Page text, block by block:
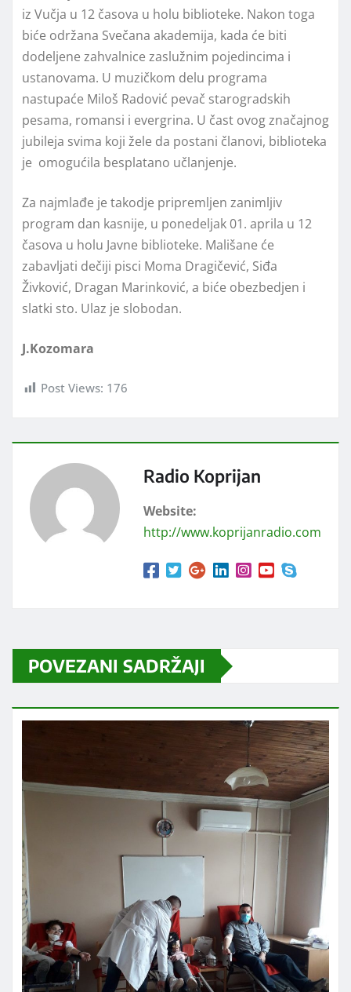
iz Vučja u 12 časova u holu biblioteke. Nakon toga
biće održana Svečana akademija, kada će biti
dodeljene zahvalnice zaslužnim pojedincima i
ustanovama. U muzičkom delu programa
nastupaće Miloš Radović pevač starogradskih
pesama, romansi i evergrina. U čast ovog značajnog
jubileja svima koji žele da postani članovi, biblioteka
je omogućila besplatano učlanjenje.
Za najmlađe je takodje pripremljen zanimljiv
program dan kasnije, u ponedeljak 01. aprila u 12
časova u holu Javne biblioteke. Mališane će
zabavljati dečiji pisci Moma Dragičević, Siđa
Živković, Dragan Marinković, a biće obezbedjen i
slatki sto. Ulaz je slobodan.
J.Kozomara
Post Views: 176
Radio Koprijan
Website:
http://www.koprijanradio.com
POVEZANI SADRŽAJI